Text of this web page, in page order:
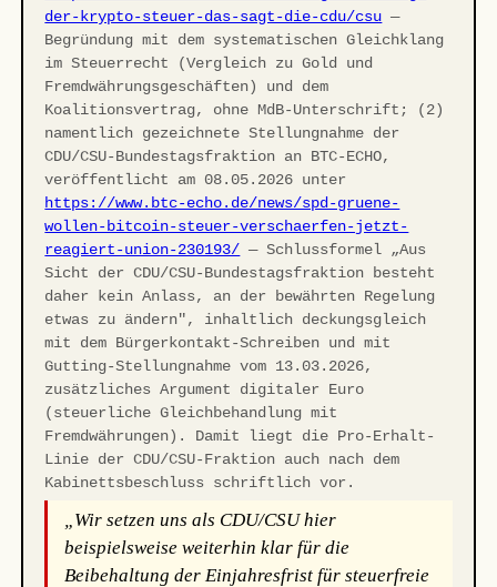
der-krypto-steuer-das-sagt-die-cdu/csu —
Begründung mit dem systematischen Gleichklang
im Steuerrecht (Vergleich zu Gold und
Fremdwährungsgeschäften) und dem
Koalitionsvertrag, ohne MdB-Unterschrift; (2)
namentlich gezeichnete Stellungnahme der
CDU/CSU-Bundestagsfraktion an BTC-ECHO,
veröffentlicht am 08.05.2026 unter
https://www.btc-echo.de/news/spd-gruene-
wollen-bitcoin-steuer-verschaerfen-jetzt-
reagiert-union-230193/ — Schlussformel „Aus
Sicht der CDU/CSU-Bundestagsfraktion besteht
daher kein Anlass, an der bewährten Regelung
etwas zu ändern", inhaltlich deckungsgleich
mit dem Bürgerkontakt-Schreiben und mit
Gutting-Stellungnahme vom 13.03.2026,
zusätzliches Argument digitaler Euro
(steuerliche Gleichbehandlung mit
Fremdwährungen). Damit liegt die Pro-Erhalt-
Linie der CDU/CSU-Fraktion auch nach dem
Kabinettsbeschluss schriftlich vor.
„Wir setzen uns als CDU/CSU hier
beispielsweise weiterhin klar für die
Beibehaltung der Einjahresfrist für steuerfreie